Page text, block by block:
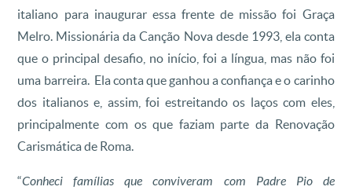
italiano para inaugurar essa frente de missão foi Graça
Melro. Missionária da Canção Nova desde 1993, ela conta
que o principal desafio, no início, foi a língua, mas não foi
uma barreira. Ela conta que ganhou a confiança e o carinho
dos italianos e, assim, foi estreitando os laços com eles,
principalmente com os que faziam parte da Renovação
Carismática de Roma.
“Conheci famílias que conviveram com Padre Pio de